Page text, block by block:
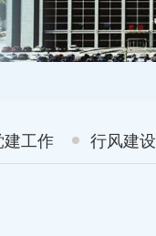
建工作 行风建设